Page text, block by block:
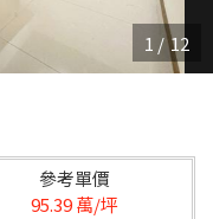
參考單價
95.39 萬/坪